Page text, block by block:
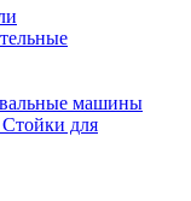
машины
Стойки для